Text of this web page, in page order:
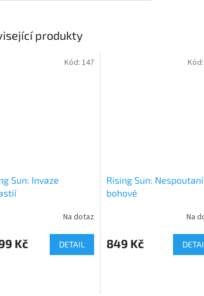
produkty
Sun: Invaze
Na dotaz
Kč DETAIL
Kód: 147
Rising Sun: Nespoutaní
bohové
Na
849 Kč
Kód: